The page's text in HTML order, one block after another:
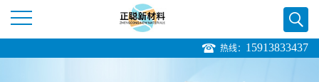
热线： 15913833437